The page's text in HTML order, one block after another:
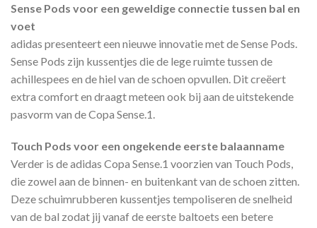
Sense Pods voor een geweldige connectie tussen bal en
voet
adidas presenteert een nieuwe innovatie met de Sense Pods.
Sense Pods zijn kussentjes die de lege ruimte tussen de
achillespees en de hiel van de schoen opvullen. Dit creëert
extra comfort en draagt meteen ook bij aan de uitstekende
pasvorm van de Copa Sense.1.
Touch Pods voor een ongekende eerste balaanname
Verder is de adidas Copa Sense.1 voorzien van Touch Pods,
die zowel aan de binnen- en buitenkant van de schoen zitten.
Deze schuimrubberen kussentjes tempoliseren de snelheid
van de bal zodat jij vanaf de eerste baltoets een betere